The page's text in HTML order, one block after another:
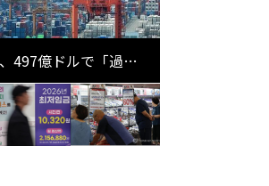
497億ドルで「過去
の1000億ドル突破